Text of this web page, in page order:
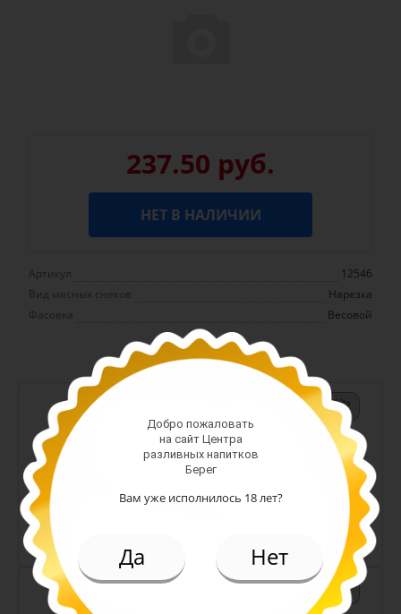
237.50 руб.
НЕТ В НАЛИЧИИ
Артикул
12546
Вид мясных снеков
Нарезка
Фасовка
Весовой
+
Арт. 13380
588.00 руб.
(шт)
-
Добро пожаловать
на сайт Центра
разливных напитков
Берег
Вам уже исполнилось 18 лет?
Да Нет